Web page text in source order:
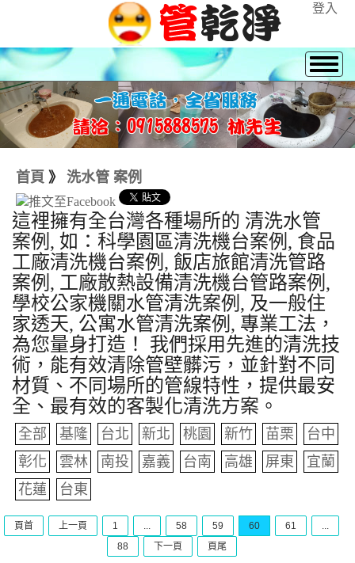
登入
首頁 》 洗水管 案例
這裡擁有全台灣各種場所的 清洗水管
案例, 如：科學園區清洗機台案例, 食品
工廠清洗機台案例, 飯店旅館清洗管路
案例, 工廠散熱設備清洗機台管路案例,
學校公家機關水管清洗案例, 及一般住
家透天, 公寓水管清洗案例, 專業工法，
為您量身打造！ 我們採用先進的清洗技
術，能有效清除管壁髒污，並針對不同
材質、不同場所的管線特性，提供最安
全、最有效的客製化清洗方案。
全部 基隆 台北 新北 桃園 新竹 苗栗
台中
彰化
雲林 南投 嘉義 台南 高雄 屏東
宜蘭
花蓮
台東
頁首 上一頁 1 ... 58 59 60 61
...
88
下一頁 頁尾